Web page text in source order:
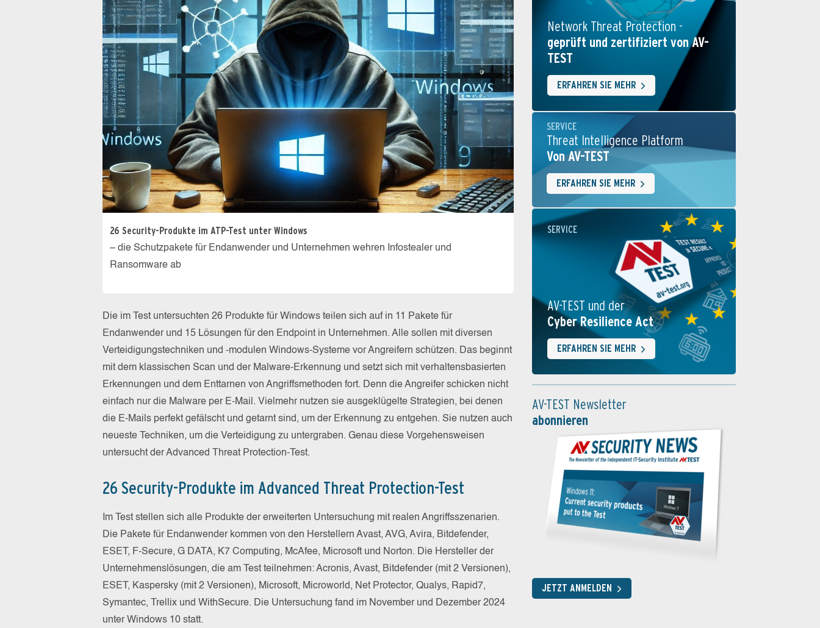
26 Security-Produkte im ATP-Test unter Windows
– die Schutzpakete für Endanwender und Unternehmen wehren Infostealer und
Ransomware ab
Die im Test untersuchten 26 Produkte für Windows teilen sich auf in 11 Pakete für
Endanwender und 15 Lösungen für den Endpoint in Unternehmen. Alle sollen mit diversen
Verteidigungstechniken und -modulen Windows-Systeme vor Angreifern schützen. Das beginnt
mit dem klassischen Scan und der Malware-Erkennung und setzt sich mit verhaltensbasierten
Erkennungen und dem Enttarnen von Angriffsmethoden fort. Denn die Angreifer schicken nicht
einfach nur die Malware per E-Mail. Vielmehr nutzen sie ausgeklügelte Strategien, bei denen
die E-Mails perfekt gefälscht und getarnt sind, um der Erkennung zu entgehen. Sie nutzen auch
neueste Techniken, um die Verteidigung zu untergraben. Genau diese Vorgehensweisen
untersucht der Advanced Threat Protection-Test.
26 Security-Produkte im Advanced Threat Protection-Test
Im Test stellen sich alle Produkte der erweiterten Untersuchung mit realen Angriffsszenarien.
Die Pakete für Endanwender kommen von den Herstellern Avast, AVG, Avira, Bitdefender,
ESET, F-Secure, G DATA, K7 Computing, McAfee, Microsoft und Norton. Die Hersteller der
Unternehmenslösungen, die am Test teilnehmen: Acronis, Avast, Bitdefender (mit 2 Versionen),
ESET, Kaspersky (mit 2 Versionen), Microsoft, Microworld, Net Protector, Qualys, Rapid7,
Symantec, Trellix und WithSecure. Die Untersuchung fand im November und Dezember 2024
unter Windows 10 statt.
Network Threat Protection -
geprüft und zertifiziert von AV-
TEST
ERFAHREN SIE MEHR
SERVICE
Threat Intelligence Platform
Von AV-TEST
ERFAHREN SIE MEHR
SERVICE
AV-TEST und der
Cyber Resilience Act
ERFAHREN SIE MEHR
AV-TEST Newsletter
abonnieren
JETZT ANMELDEN